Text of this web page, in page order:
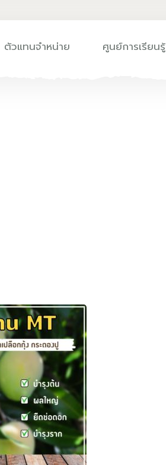
ตัวแทนจำหน่าย ศูนย์การเรียนรู้